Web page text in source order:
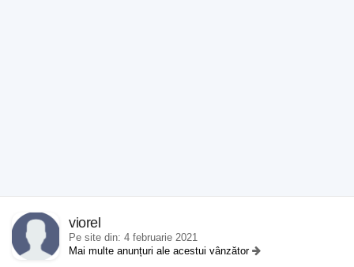
viorel
Pe site din: 4 februarie 2021
Mai multe anunțuri ale acestui vânzător